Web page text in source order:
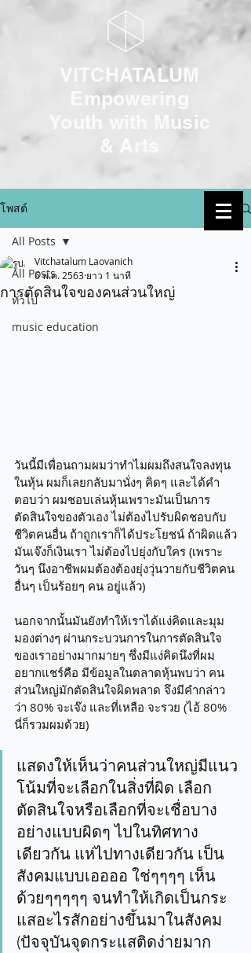
VITCHATALUM
Empowering
Youth with Music
& Arts
โพสต์
All Posts
ทั่วไป
music education
All Posts
การตัดสินใจของคนส่วนใหญ่
Vitchatalum Laovanich
6 พ.ค. 2563 ยาว 1 นาที
วันนี้มีเพื่อนถามผมว่าทำไมผมถึงสนใจลงทุน
ในหุ้น ผมก็เลยกลับมานั่งๆ คิดๆ และได้คำ
ตอบว่า ผมชอบเล่นหุ้นเพราะมันเป็นการ
ตัดสินใจของตัวเอง ไม่ต้องไปรับผิดชอบกับ
ชีวิตคนอื่น ถ้าถูกเราก็ได้ประโยชน์ ถ้าผิดแล้ว
มันเจ๊งก็เงินเรา ไม่ต้องไปยุ่งกับใคร (เพราะ
วันๆ นึงอาชีพผมต้องต้องยุ่งวุ่นวายกับชีวิตคน
อื่นๆ เป็นร้อยๆ คน อยู่แล้ว)
นอกจากนั้นมันยังทำให้เราได้แง่คิดและมุม
มองต่างๆ ผ่านกระบวนการในการตัดสินใจ
ของเราอย่างมากมายๆ ซึ่งมีแง่คิดนึงที่ผม
อยากแชร์คือ มีข้อมูลในตลาดหุ้นพบว่า คน
ส่วนใหญ่มักตัดสินใจผิดพลาด จึงมีคำกล่าว
ว่า 80% จะเจ๊ง และที่เหลือ จะรวย (ไอ้ 80%
นี่ก็รวมผมด้วย)
แสดงให้เห็นว่าคนส่วนใหญ่มีแนว
โน้มที่จะเลือกในสิ่งที่ผิด เลือก
ตัดสินใจหรือเลือกที่จะเชื่อบาง
อย่างแบบผิดๆ ไปในทิศทาง
เดียวกัน แห่ไปทางเดียวกัน เป็น
สังคมแบบเออออ ใช่ๆๆๆๆ เห็น
ด้วยๆๆๆๆๆ จนทำให้เกิดเป็นกระ
แสอะไรสักอย่างขึ้นมาในสังคม
(ปัจจุบันจุดกระแสติดง่ายมาก